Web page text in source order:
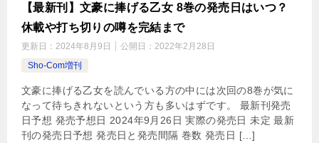
【最新刊】文豪に捧げる乙女 8巻の発売日はいつ？
休載や打ち切りの噂を完結まで
更新日： 2024年8月9日 公開日： 2022年2月28日
Sho-Com増刊
文豪に捧げる乙女を読んでいる方の中には次回の8巻が気に
なって待ちきれないという方も多いはずです。 最新刊発売
日予想 発売予想日 2024年9月26日 実際の発売日 未定 最新
刊の発売日予想 発売日と発売間隔 巻数 発売日 […]